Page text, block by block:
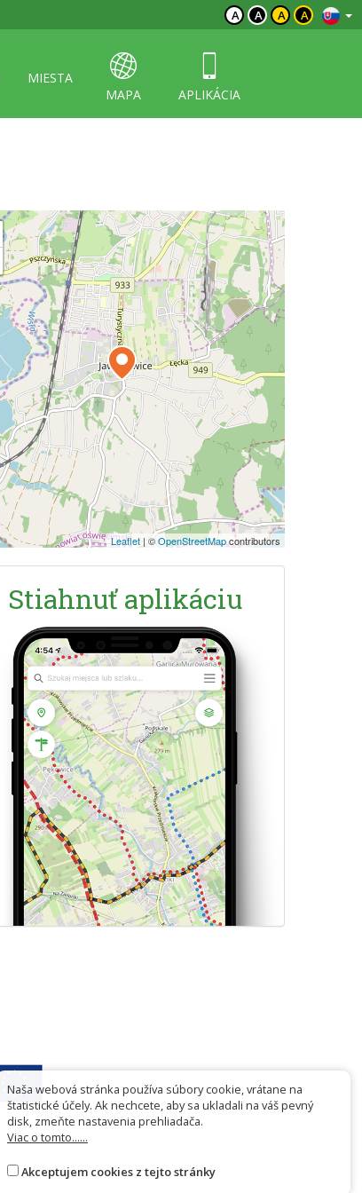
A A A A
MIESTA
MAPA
APLIKÁCIA
Leaflet | ©OpenStreetMapcontributors
Stiahnuť aplikáciu
Naša webová stránka používa súbory cookie, vrátane na
štatistické účely. Ak nechcete, aby sa ukladali na váš pevný
disk, zmeňte nastavenia prehliadača.
Viac o tomto......
Akceptujem cookies z tejto stránky